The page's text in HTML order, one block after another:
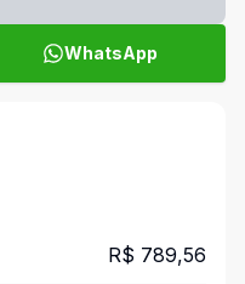
WhatsApp
R$ 789,56